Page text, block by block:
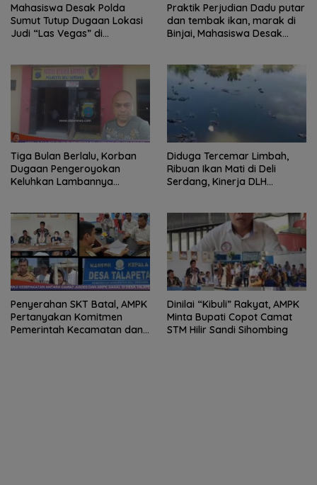
Mahasiswa Desak Polda
Sumut Tutup Dugaan Lokasi
Judi “Las Vegas” di
Praktik Perjudian Dadu putar
dan tembak ikan, marak di
Binjai, Mahasiswa Desak
Tiga Bulan Berlalu, Korban
Dugaan Pengeroyokan
Keluhkan Lambannya
Diduga Tercemar Limbah,
Ribuan Ikan Mati di Deli
Serdang, Kinerja DLH
Penyerahan SKT Batal, AMPK
Pertanyakan Komitmen
Pemerintah Kecamatan dan
Dinilai “Kibuli” Rakyat, AMPK
Minta Bupati Copot Camat
STM Hilir Sandi Sihombing